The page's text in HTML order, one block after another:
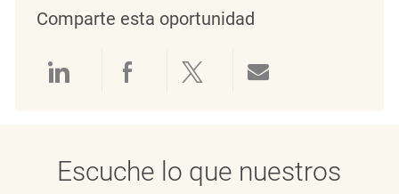
Comparte esta oportunidad
Compartir a través de LinkedIn
Compartir a través de
Compartir a través
Escuche lo que nuestros